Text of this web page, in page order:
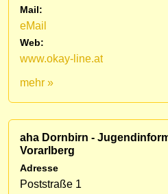
Mail:
eMail
Web:
www.okay-line.at
mehr »
aha Dornbirn -
Vorarlberg
Adresse
Poststraße 1